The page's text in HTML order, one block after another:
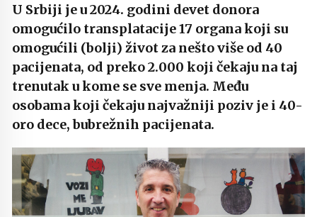
U Srbiji je u 2024. godini devet donora
omogućilo transplatacije 17 organa koji su
omogućili (bolji) život za nešto više od 40
pacijenata, od preko 2.000 koji čekaju na taj
trenutak u kome se sve menja. Među
osobama koji čekaju najvažniji poziv je i 40-
oro dece, bubrežnih pacijenata.